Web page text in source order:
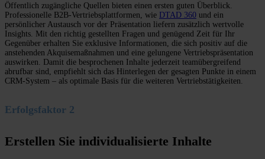
Öffentlich zugängliche Quellen bieten einen ersten guten Überblick.
Professionelle B2B-Vertriebsplattformen, wie DTAD 360 und ein
persönlicher Austausch vor der Präsentation liefern zusätzlich wertvolle
Insights. Mit den richtig gestellten Fragen und genügend Zeit für Ihr
Gegenüber erhalten Sie exklusive Informationen, die sich positiv auf die
anstehenden Akquisemaßnahmen und eine gelungene Vertriebspräsentation
auswirken . Damit die besprochenen Inhalte jederzeit teamübergreifend
abrufbar sind, empfiehlt sich das Hinterlegen der gesagten Punkte in einem
CRM-System – als optimale Basis für die weiteren Vertriebstätigkeiten.
Erfolgsfaktor 2
Erstellen Sie individualisierte Inhalte